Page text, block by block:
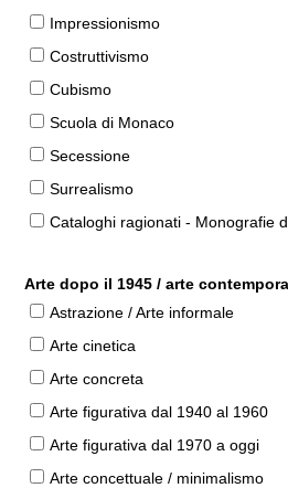
Impressionismo
Costruttivismo
Cubismo
Scuola di Monaco
Secessione
Surrealismo
Cataloghi ragionati - Monografie
Arte dopo il 1945 / arte
Astrazione / Arte informale
Arte cinetica
Arte concreta
Arte figurativa dal 1940 al 1960
Arte figurativa dal 1970 a oggi
Arte concettuale / minimalismo